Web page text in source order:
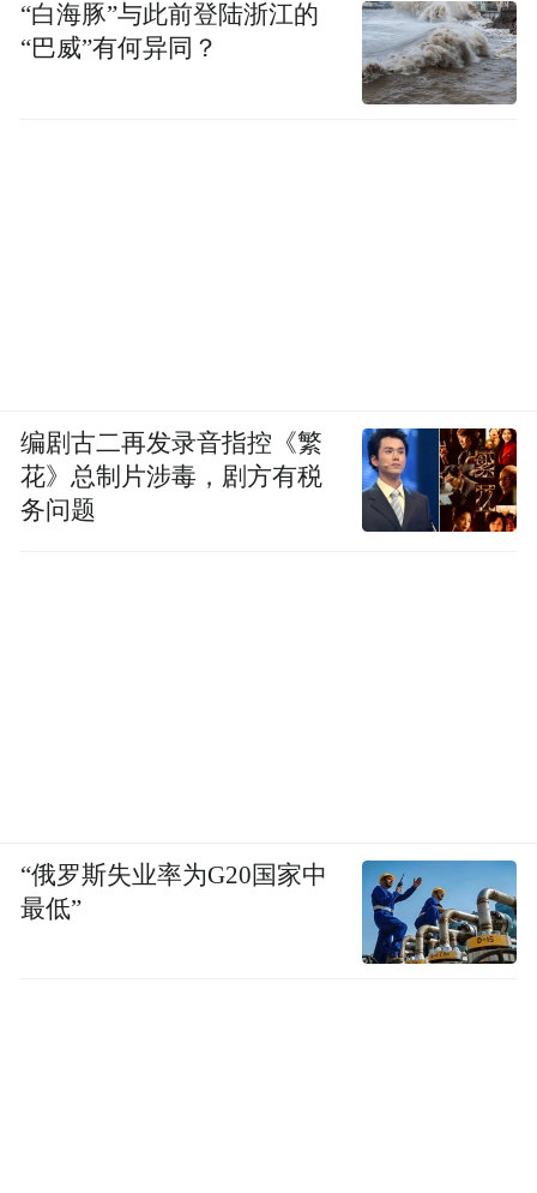
“白海豚”与此前登陆浙江的
“巴威”有何异同？
编剧古二再发录音指控《繁
花》总制片涉毒，剧方有税
务问题
“俄罗斯失业率为G20国家中
最低”